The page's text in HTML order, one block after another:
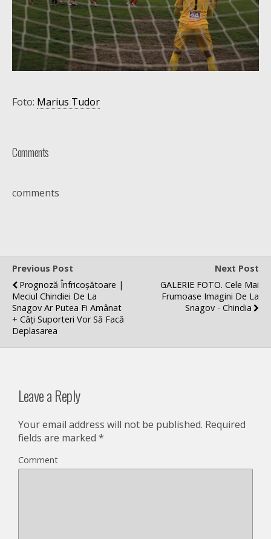
Foto: Marius Tudor
Comments
comments
Previous Post
Prognoză Înfricoșătoare |
Meciul Chindiei De La
Snagov Ar Putea Fi Amânat
+ Câți Suporteri Vor Să Facă
Deplasarea
Next Post
GALERIE FOTO. Cele Mai
Frumoase Imagini De La
Snagov - Chindia
Leave a Reply
Your email address will not be published. Required
fields are marked *
Comment